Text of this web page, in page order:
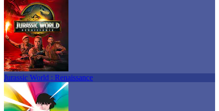
Jurassic World : Renaissance